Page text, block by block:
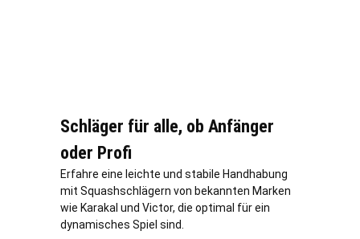
Schläger für alle, ob Anfänger
oder Profi
Erfahre eine leichte und stabile Handhabung
mit Squashschlägern von bekannten Marken
wie Karakal und Victor, die optimal für ein
dynamisches Spiel sind.